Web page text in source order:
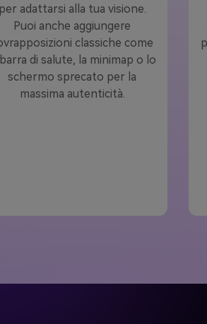
per adattarsi alla tua visione.
Puoi anche aggiungere
classiche come
barra di salute, la minimap o lo
schermo sprecato per la
massima autenticità.